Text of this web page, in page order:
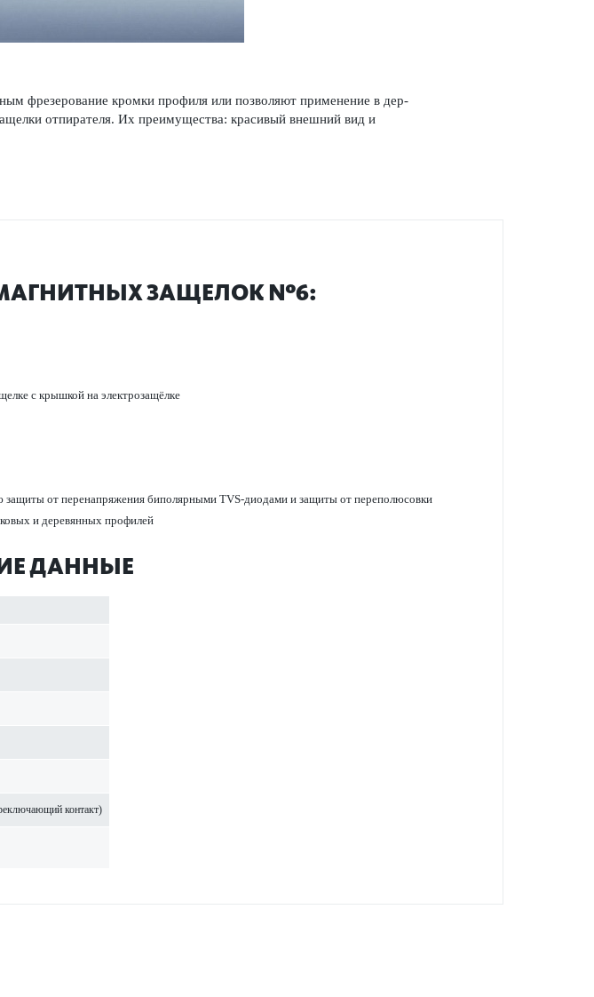
фрез­ер­ование кромки профиля или позв­оляют применение в дер­
отпирателя. Их преимущества: красивый внешний вид и
ЗАЩЕЛОК №6:
с крышкой на электрозащёлке
от пер­ен­апряжения бипол­ярными TVS-дио­дами и защиты от перепол­юсовки
и дер­евянных профилей
ДАННЫЕ
контакт)